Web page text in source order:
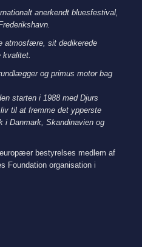
anerkendt bluesfestival,
atmosfære, sit dedikerede
og primus motor bag
starten i 1988 med Djurs
til at fremme det ypperste
i Danmark, Skandinavien og
bestyrelses medlem af
Foundation organisation i